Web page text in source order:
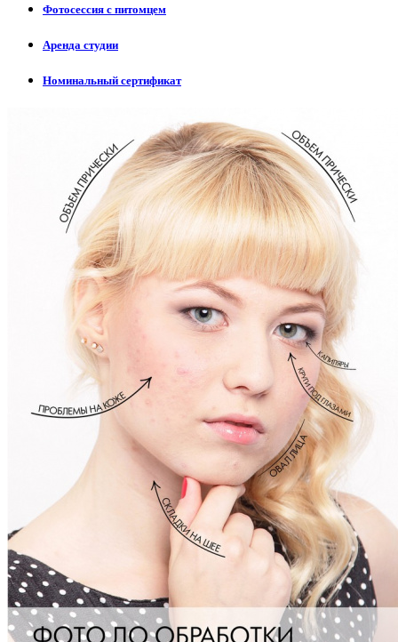
Фотосессия с питомцем
Аренда студии
Номинальный сертификат